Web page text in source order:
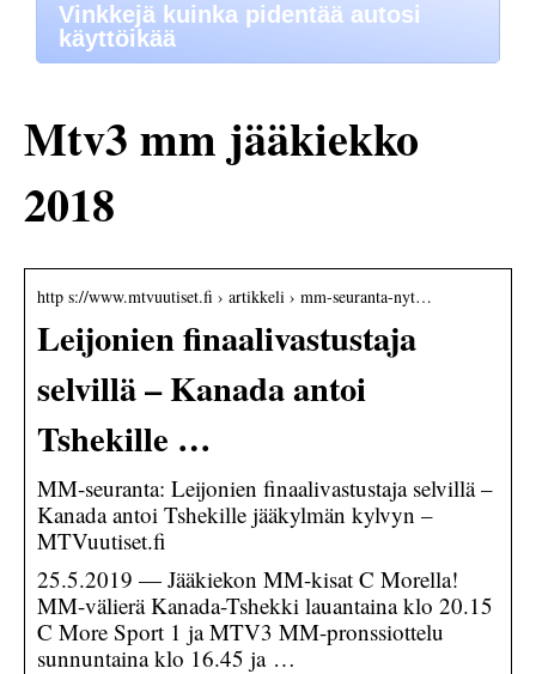
Vinkkejä kuinka pidentää autosi
käyttöikää
Mtv3 mm jääkiekko
2018
http s://www.mtvuutiset.fi › artikkeli › mm-seuranta-nyt…
Leijonien finaalivastustaja
selvillä – Kanada antoi
Tshekille …
MM-seuranta: Leijonien finaalivastustaja selvillä –
Kanada antoi Tshekille jääkylmän kylvyn –
MTVuutiset.fi
25.5.2019 — Jääkiekon MM-kisat C Morella!
MM-välierä Kanada-Tshekki lauantaina klo 20.15
C More Sport 1 ja MTV3 MM-pronssiottelu
sunnuntaina klo 16.45 ja …